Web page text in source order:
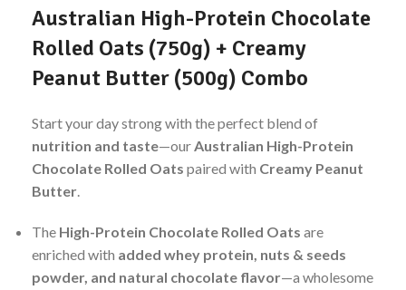
Australian High-Protein Chocolate
Rolled Oats (750g) + Creamy
Peanut Butter (500g) Combo
Start your day strong with the perfect blend of
nutrition and taste—ourAustralian High-Protein
Chocolate Rolled Oats paired with Creamy Peanut
Butter.
The High-Protein Chocolate Rolled Oats are
enriched with added whey protein, nuts & seeds
powder, and natural chocolate flavor—a wholesome